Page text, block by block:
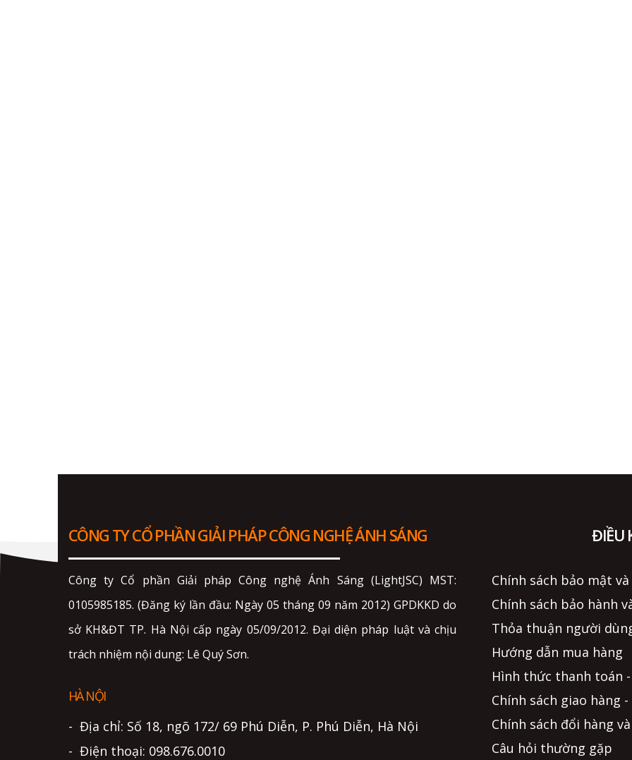
CÔNG TY CỔ PHẦN GIẢI PHÁP CÔNG NGHỆ ÁNH SÁNG
Công ty Cổ phần Giải pháp Công nghệ Ánh Sáng (LightJSC) MST:
0105985185. (Đăng ký lần đầu: Ngày 05 tháng 09 năm 2012) GPDKKD do
sở KH&ĐT TP. Hà Nội cấp ngày 05/09/2012. Đại diện pháp luật và chịu
trách nhiệm nội dung: Lê Quý Sơn.
HÀ NỘI
- Địa chỉ: Số 18, ngõ 172/ 69 Phú Diễn, P. Phú Diễn, Hà Nội
- Điện thoại: 098.676.0010
ĐIỀU
Chính sách bảo mật
Chính sách bảo hành
Thỏa thuận người
Hướng dẫn mua hàng
Hình thức thanh toán
Chính sách giao hàng
Chính sách đổi hàng
Câu hỏi thường gặp